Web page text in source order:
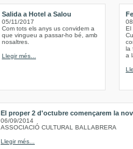
Salida a Hotel a Salou
05/11/2017
Com tots els anys us convidem a
que vingueu a passar-ho bé, amb
nosaltres.
Llegir més...
El
la
a
El proper 2 d'octubre començarem la
06/09/2014
ASSOCIACIÓ CULTURAL BALLABRERA
Llegir més...